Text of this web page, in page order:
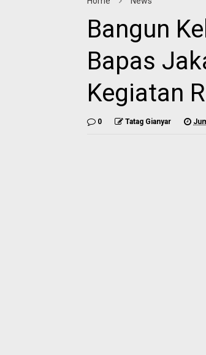
Bangun
Bapas
Kegiatan
0 Tatag Gianyar